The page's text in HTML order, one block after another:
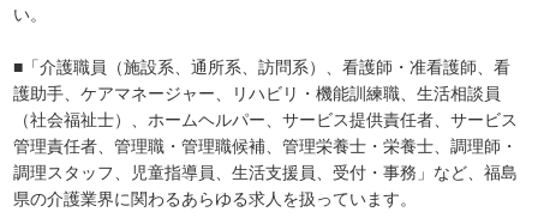
い。
■「介護職員（施設系、通所系、訪問系）、看護師・准看護師、看
護助手、ケアマネージャー、リハビリ・機能訓練職、生活相談員
（社会福祉士）、ホームヘルパー、サービス提供責任者、サービス
管理責任者、管理職・管理職候補、管理栄養士・栄養士、調理師・
調理スタッフ、児童指導員、生活支援員、受付・事務」など、福島
県の介護業界に関わるあらゆる求人を扱っています。